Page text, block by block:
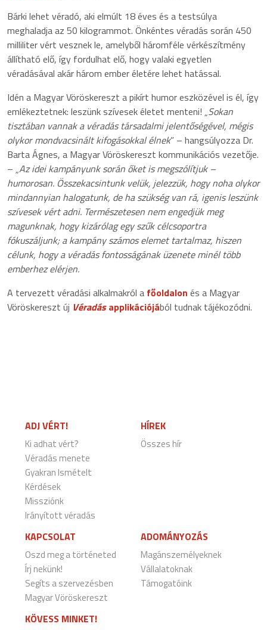
Bárki lehet véradó, aki elmúlt 18 éves és a testsúlya
meghaladja az 50 kilogrammot. Önkéntes véradás során 450
milliliter vért vesznek le, amelyből háromféle vérkészítmény
állítható elő, így fordulhat elő, hogy valaki egyetlen
véradásával akár három ember életére lehet hatással.
Idén a Magyar Vöröskereszt a pikírt humor eszközével is él, így
emlékeztetnek: leszünk szívesek életet menteni! „Sokan
tisztában vannak a véradás társadalmi jelentőségével, mégis
olykor mondvacsinált kifogásokkal élnek” – hangsúlyozza Dr.
Barta Ágnes, a Magyar Vöröskereszt kommunikációs vezetője.
– „Az idei kampányunk során őket is megszólítjuk –
humorosan. Összekacsintunk velük, jelezzük, hogy noha olykor
mindannyian halogatunk, de ha szükség van rá, igenis leszünk
szívesek vért adni. Természetesen nem engedjük meg
magunknak, hogy kizárólag egy szűk célcsoportra
fókuszáljunk; a kampány számos elemet tartalmaz, hiszen
célunk, hogy a véradás fontosságának üzenete minél több
emberhez elérjen.
A tervezett véradási alkalmakról a főoldalon és a Magyar
Vöröskereszt új Véradásapplikációjából tudnak tájékozódni.
ADJ VÉRT!
Ki adhat vért?
Véradás menete
Gyakran Ismételt
Kérdések
Missziónk
Irányított véradás
HÍREK
Összes hír
KAPCSOLAT
Oszd meg a történeted
Írj nekünk!
Segíts a szervezésben
Magyar Vöröskereszt
ADOMÁNYOZÁS
Magánszemélyeknek
Vállalatoknak
Támogatóink
KÖVESS MINKET!